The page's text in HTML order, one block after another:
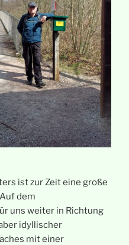
ist zur Zeit eine große
dem
uns weiter in Richtung
idyllischer
mit einer